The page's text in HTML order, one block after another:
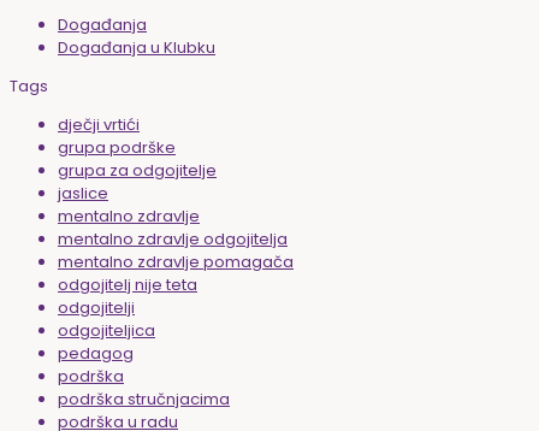
Događanja
Događanja u Klubku
Tags
dječji vrtići
grupa podrške
grupa za odgojitelje
jaslice
mentalno zdravlje
mentalno zdravlje odgojitelja
mentalno zdravlje pomagača
odgojitelj nije teta
odgojitelji
odgojiteljica
pedagog
podrška
podrška stručnjacima
podrška u radu